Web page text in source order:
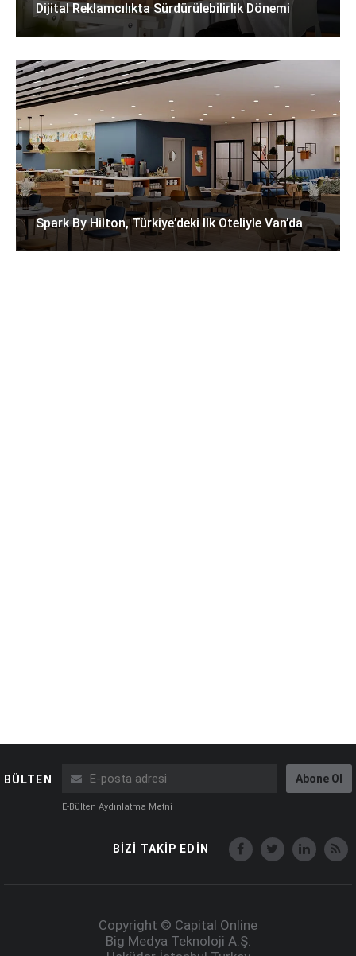
Dijital Reklamcılıkta Sürdürülebilirlik Dönemi
Spark By Hilton, Türkiye’deki Ilk Oteliyle Van’da
BÜLTEN Abone Ol
E-Bülten Aydınlatma Metni
BİZİ TAKİP EDİN
Copyright © Capital Online
Big Medya Teknoloji A.Ş.